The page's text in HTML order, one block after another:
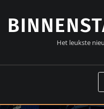
inhoud
Het leukste